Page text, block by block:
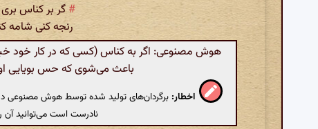
#گر بر کناس
رنجه کنی شامه
هوش مصنوعی: اگر به کناس (کسی که در کار خود
باعث می‌شوی که حس بویایی او
اخطار: برگردان‌های تولید شده توسط هوش مصنوعی در
نادرست است می‌توانید آن